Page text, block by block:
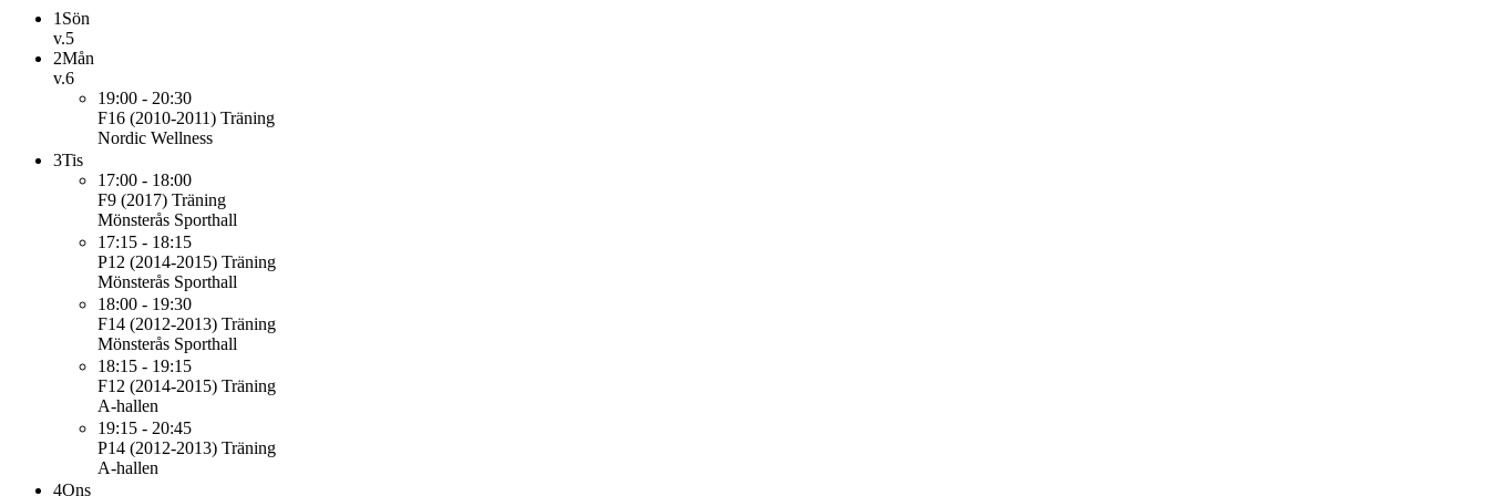
1 Sön
v.5
2Mån
v.6
19:00 - 20:30
F16 (2010-2011) Träning
Nordic Wellness
3Tis
17:00 - 18:00
F9 (2017) Träning
Mönsterås Sporthall
17:15 - 18:15
P12 (2014-2015) Träning
Mönsterås Sporthall
18:00 - 19:30
F14 (2012-2013) Träning
Mönsterås Sporthall
18:15 - 19:15
F12 (2014-2015) Träning
A-hallen
19:15 - 20:45
P14 (2012-2013) Träning
A-hallen
4Ons